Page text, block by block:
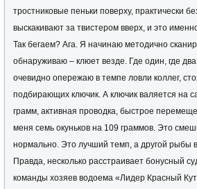
тростниковые пеньки поверху, практически
выскакивают за твистером вверх, и это
Так бегаем? Ага. Я начинаю методично
обнаруживаю – клюет везде. Где один, где
очевидно опережаю в темпе ловли коллег,
подбирающих ключик. А ключик валяется на
грамм, активная проводка, быстрое
меня семь окуньков на 109 граммов. Это
нормально. Это лучший темп, а другой рыбы в
Правда, несколько расстраивает бонусный
команды хозяев водоема «Лидер Красный